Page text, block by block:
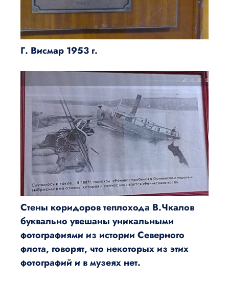
Г. Висмар 1953 г.
Стены коридоров теплохода В.Чкалов
буквально увешаны уникальными
фотографиями из истории Северного
флота, говорят, что некоторых из этих
фотографий и в музеях нет.